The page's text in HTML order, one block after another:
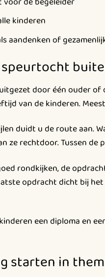
kinderen
aandenken of
door één ouder
van de kinderen.
duidt u de route aan.
ze rechtdoor. Tussen
rondkijken, de
opdracht dicht bij
een diploma en
starten in